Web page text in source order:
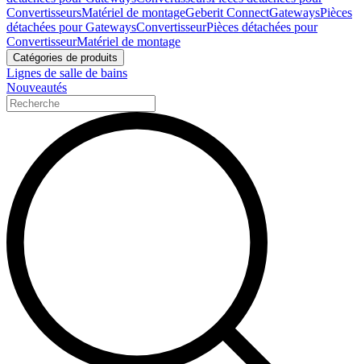
ConvertisseursMatériel de montageGeberit ConnectGatewaysPièces
détachées pour GatewaysConvertisseurPièces détachées pour
ConvertisseurMatériel de montage
Catégories de produits
Lignes de salle de bains
Nouveautés